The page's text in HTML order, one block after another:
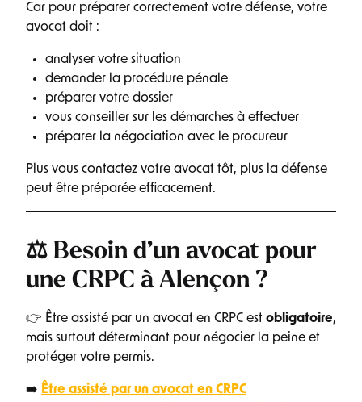
Car pour préparer correctement votre défense, votre
avocat doit :
analyser votre situation
demander la procédure pénale
préparer votre dossier
vous conseiller sur les démarches à effectuer
préparer la négociation avec le procureur
Plus vous contactez votre avocat tôt, plus la défense
peut être préparée efficacement.
⚖️ Besoin d’un avocat pour
une CRPC à Alençon ?
👉 Être assisté par un avocat en CRPC est obligatoire,
mais surtout déterminant pour négocier la peine et
protéger votre permis.
➡️ Être assisté par un avocat en CRPC